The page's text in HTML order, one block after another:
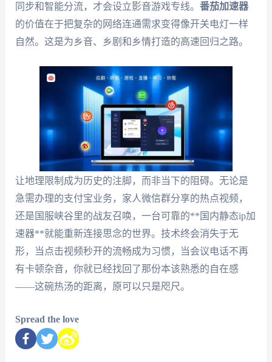
同步和智能分流，才会设立影音游戏专线。 番茄加速器
的价值在于把复杂的网络连通需求变得像开关电灯一样
自然。这是为乡音、乡剧和乡情打造的高速回归之路。
让地理限制成为历史的注脚，而非当下的阻碍。无论是
急需办理的支付宝业务，家人微信群分享的热点视频，
还是国服峡谷里的战友召唤，一台可靠的**国内静态ip加
速器**就能重新连接思念的世界。技术终会消失于无
形，当点击视频秒开的流畅成为习惯，当会议电话不再
有卡顿杂音，你就已经找回了那份本该熟悉的自在感
——这碗热汤的距离，原可以只是咫尺。
Spread the love